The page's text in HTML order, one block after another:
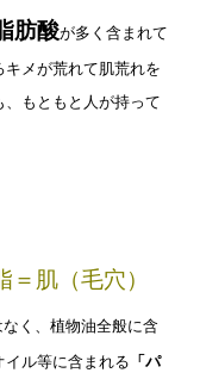
肪酸が多く含まれて
メが荒れて肌荒れを
、もともと人が持って
＝肌（毛穴）
く、 植物油全般に含
ル等に含まれる 「パ